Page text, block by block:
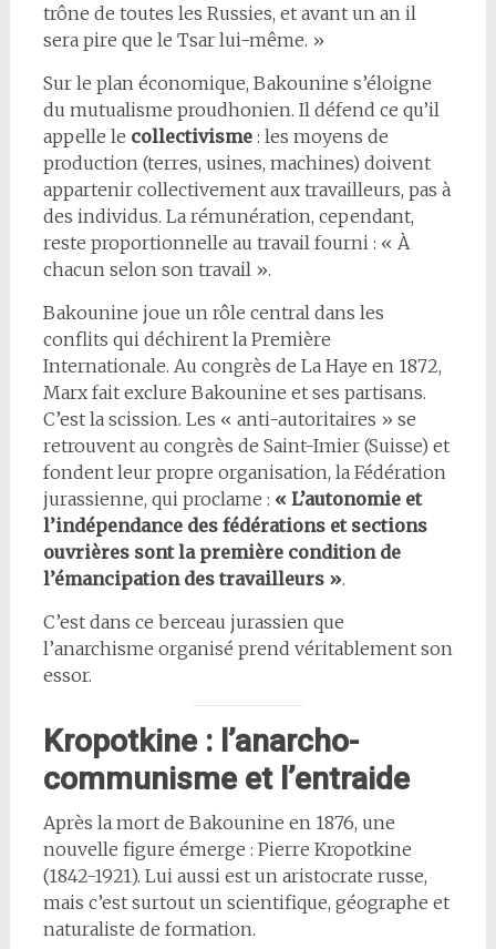
trône de toutes les Russies, et avant un an il
sera pire que le Tsar lui-même. »
Sur le plan économique, Bakounine s’éloigne
du mutualisme proudhonien. Il défend ce qu’il
appelle le collectivisme: les moyens de
production (terres, usines, machines) doivent
appartenir collectivement aux travailleurs, pas à
des individus. La rémunération, cependant,
reste proportionnelle au travail fourni : « À
chacun selon son travail ».
Bakounine joue un rôle central dans les
conflits qui déchirent la Première
Internationale. Au congrès de La Haye en 1872,
Marx fait exclure Bakounine et ses partisans.
C’est la scission. Les « anti-autoritaires » se
retrouvent au congrès de Saint-Imier (Suisse) et
fondent leur propre organisation, la Fédération
jurassienne, qui proclame : « L’autonomie et
l’indépendance des fédérations et sections
ouvrières sont la première condition de
l’émancipation des travailleurs ».
C’est dans ce berceau jurassien que
l’anarchisme organisé prend véritablement son
essor.
Kropotkine : l’anarcho-
communisme et l’entraide
Après la mort de Bakounine en 1876, une
nouvelle figure émerge : Pierre Kropotkine
(1842-1921). Lui aussi est un aristocrate russe,
mais c’est surtout un scientifique, géographe et
naturaliste de formation.